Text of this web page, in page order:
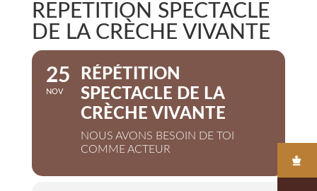
RÉPÉTITION SPECTACLE
DE LA CRÈCHE VIVANTE
25
NOV
RÉPÉTITION
SPECTACLE DE LA
CRÈCHE VIVANTE
NOUS AVONS BESOIN DE TOI
COMME ACTEUR